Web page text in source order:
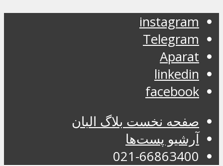
instagram
Telegram
Aparat
linkedin
facebook
صفحه نخست بلاگ البان
آرشیو پست‌ها
021-66863400